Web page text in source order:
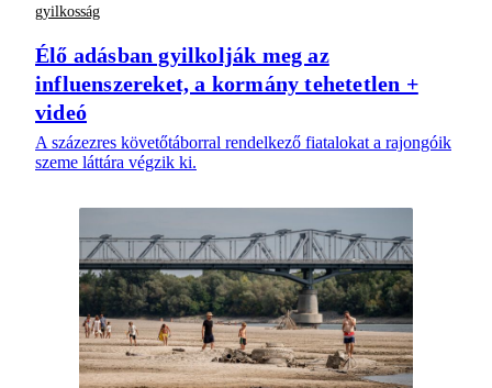
gyilkosság
Élő adásban gyilkolják meg az
influenszereket, a kormány tehetetlen +
videó
A százezres követőtáborral rendelkező fiatalokat a rajongóik
szeme láttára végzik ki.